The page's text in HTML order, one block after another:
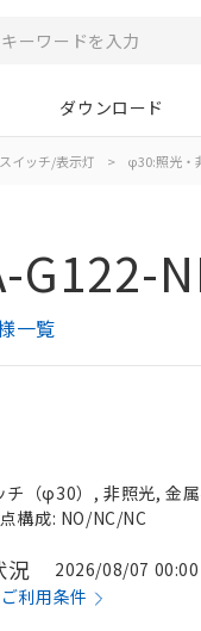
ダウンロード
イッチ/表示灯 > φ30:照光・
G122-
一覧
チ（φ30）, 非照光, 金
構成: NO/NC/NC
況
2026/08/07 00:00
利用条件